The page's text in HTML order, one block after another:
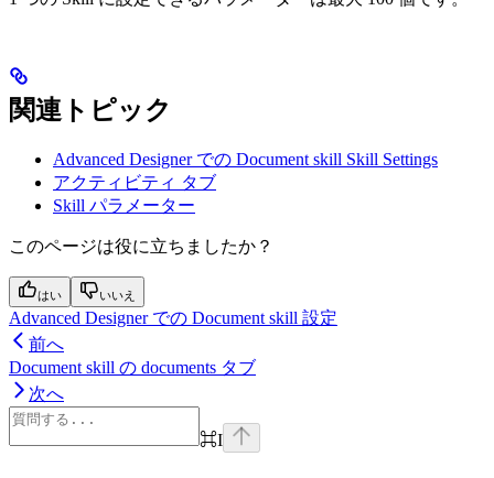
関連トピック
Advanced Designer での Document skill Skill Settings
アクティビティ タブ
Skill パラメーター
このページは役に立ちましたか？
はい いいえ
Advanced Designer での Document skill 設定
前へ
Document skill の documents タブ
次へ
⌘I